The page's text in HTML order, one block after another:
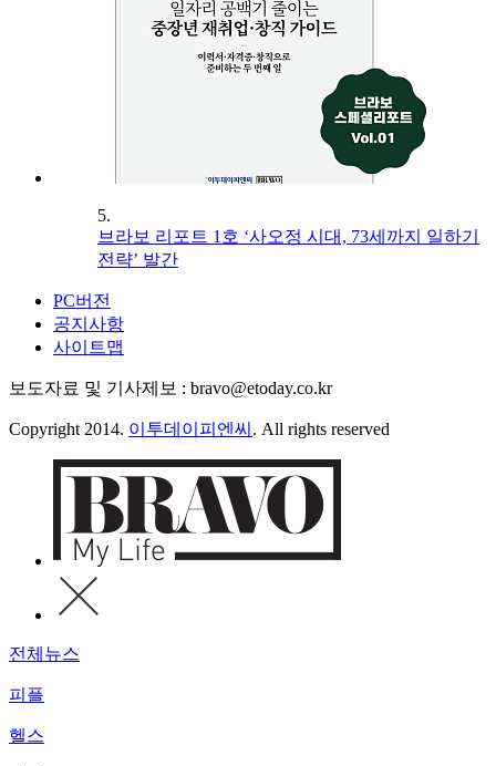
5.
브라보 리포트 1호 ‘사오정 시대, 73세까지 일하기
전략’ 발간
PC버전
공지사항
사이트맵
보도자료 및 기사제보 : bravo@etoday.co.kr
Copyright 2014. 이투데이피엔씨 . All rights reserved
전체뉴스
피플
헬스